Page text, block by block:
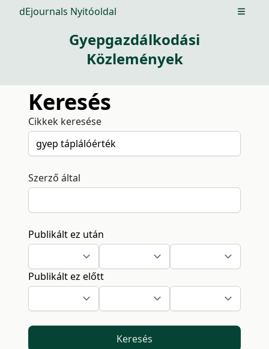
dEjournals Nyitóoldal Open
Gyepgazdálkodási
Közlemények
Keresés
Cikkek keresése
Szerző által
Publikált ez után
Publikált ez előtt
Keresés